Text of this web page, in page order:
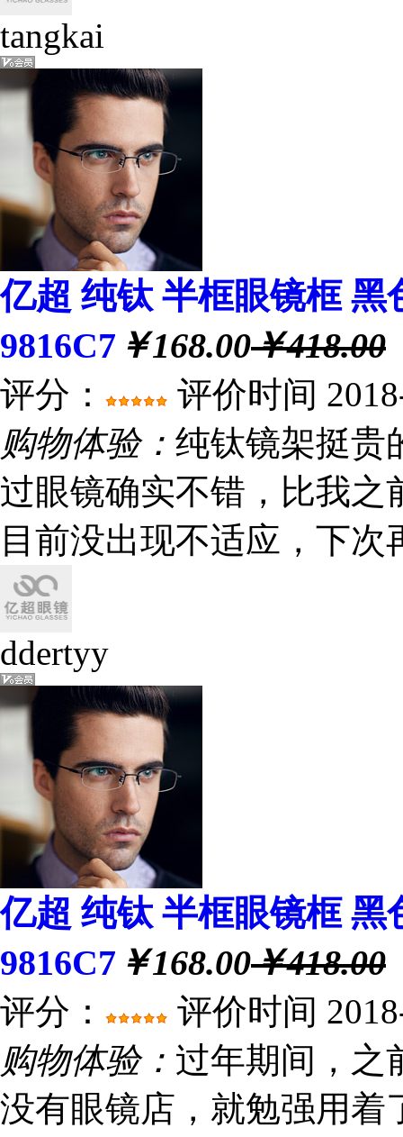
tangkai
亿超 纯钛 半框眼镜框 黑
9816C7 ￥168.00￥418.00
评分：
评价时间
购物体验： 纯钛镜架挺贵
过眼镜确实不错，比我之
目前没出现不适应，下次
ddertyy
亿超 纯钛 半框眼镜框 黑
9816C7 ￥168.00￥418.00
评分：
评价时间
购物体验： 过年期间，之
没有眼镜店，就勉强用着